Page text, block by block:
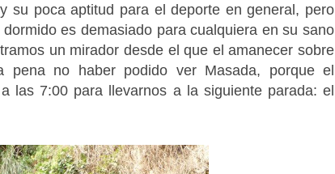
su poca aptitud para el deporte en general, pero
es demasiado para cualquiera en su sano
un mirador desde el que el amanecer sobre
pena no haber podido ver Masada, porque el
las 7:00 para llevarnos a la siguiente parada: el